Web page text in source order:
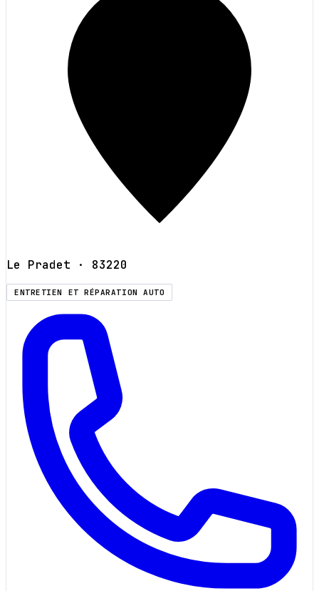
Le Pradet · 83220
ENTRETIEN ET RÉPARATION AUTO